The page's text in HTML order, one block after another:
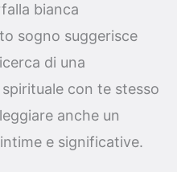
bianca
sogno suggerisce
di una
con te stesso
anche un
e significative.